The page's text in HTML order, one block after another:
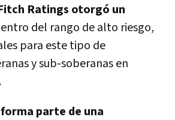
Ratings otorgó un
del rango de alto riesgo,
para este tipo de
y sub-soberanas en
parte de una